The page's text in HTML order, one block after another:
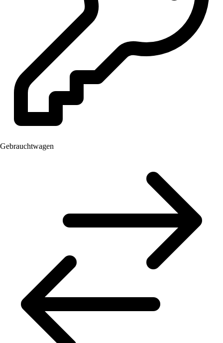
Gebrauchtwagen